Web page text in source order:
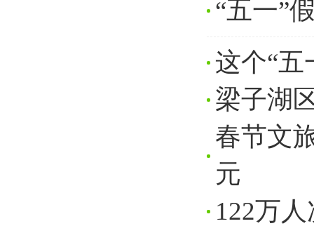
“五一”
这个“五
梁子湖
春节文
元
122万